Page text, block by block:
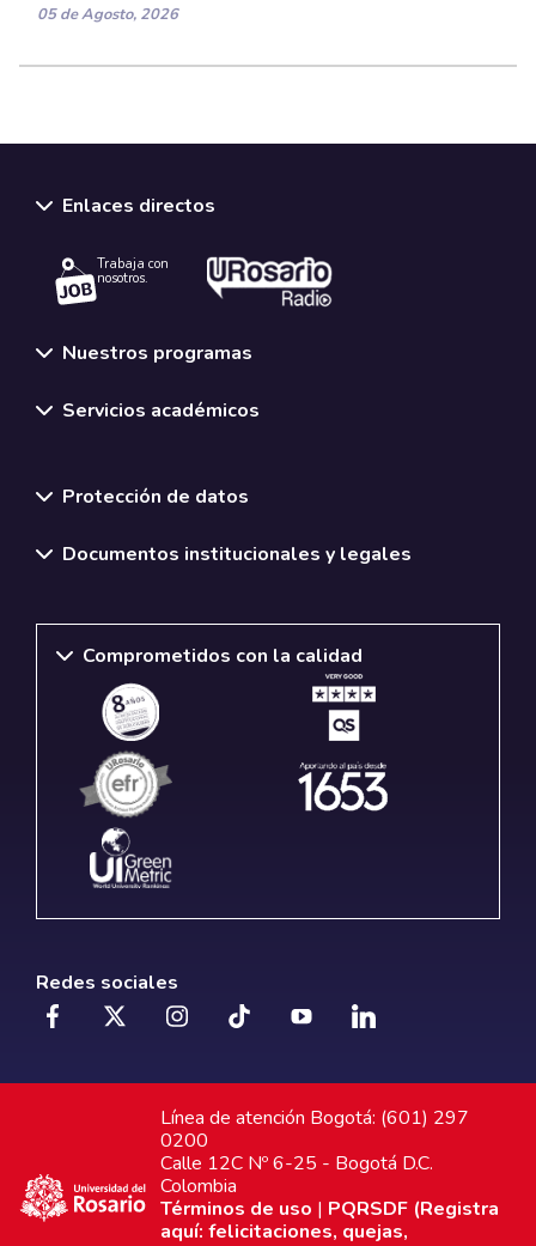
05 de Agosto, 2026
Enlaces directos
Trabaja con
nosotros.
Nuestros programas
Servicios académicos
Protección de datos
Documentos institucionales y legales
Comprometidos con la calidad
Redes sociales
Línea de atención Bogotá: (601) 297
0200
Calle 12C Nº 6-25 - Bogotá D.C.
Colombia
Términos de uso | PQRSDF (Registra
aquí: felicitaciones, quejas,